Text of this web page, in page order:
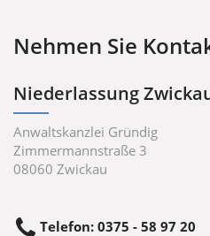
Nehmen Sie
Niederlassung
Anwaltskanzlei Gründig
Zimmermannstraße 3
08060 Zwickau
Telefon: 0375 - 58 97 20